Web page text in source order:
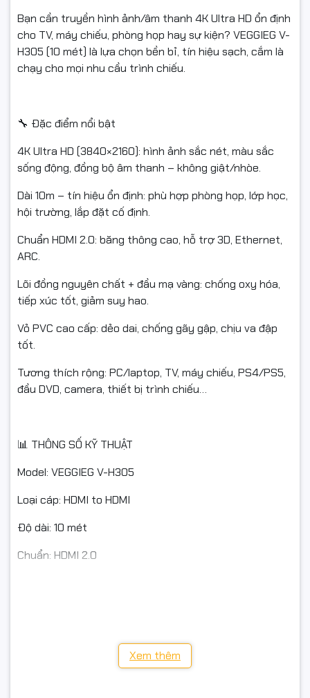
Bạn cần truyền hình ảnh/âm thanh 4K Ultra HD ổn định
cho TV, máy chiếu, phòng họp hay sự kiện? VEGGIEG V-
H305 (10 mét) là lựa chọn bền bỉ, tín hiệu sạch, cắm là
chạy cho mọi nhu cầu trình chiếu.
🔧 Đặc điểm nổi bật
4K Ultra HD (3840×2160): hình ảnh sắc nét, màu sắc
sống động, đồng bộ âm thanh – không giật/nhòe.
Dài 10m – tín hiệu ổn định: phù hợp phòng họp, lớp học,
hội trường, lắp đặt cố định.
Chuẩn HDMI 2.0: băng thông cao, hỗ trợ 3D, Ethernet,
ARC.
Lõi đồng nguyên chất + đầu mạ vàng: chống oxy hóa,
tiếp xúc tốt, giảm suy hao.
Vỏ PVC cao cấp: dẻo dai, chống gãy gập, chịu va đập
tốt.
Tương thích rộng: PC/laptop, TV, máy chiếu, PS4/PS5,
đầu DVD, camera, thiết bị trình chiếu…
📊 THÔNG SỐ KỸ THUẬT
Model: VEGGIEG V-H305
Loại cáp: HDMI to HDMI
Độ dài: 10 mét
Chuẩn: HDMI 2.0
Đầu nối: Chân mạ vàng, chống oxy hóa
Xem thêm
#DayHDMI10m #HDMI4K #VEGGIEG #VH305
#DayHDMIChinhHieu #HDMIToTV #HDMIProjector